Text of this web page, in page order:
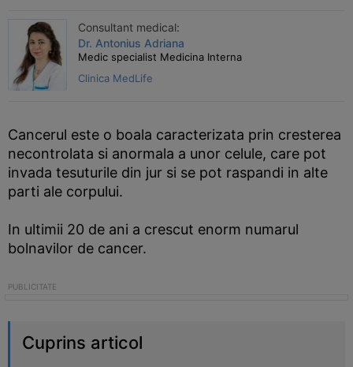
Consultant medical:
Dr. Antonius Adriana
Medic specialist Medicina Interna
Clinica MedLife
Cancerul este o boala caracterizata prin cresterea
necontrolata si anormala a unor celule, care pot
invada tesuturile din jur si se pot raspandi in alte
parti ale corpului.
In ultimii 20 de ani a crescut enorm numarul
bolnavilor de cancer.
Cuprins articol